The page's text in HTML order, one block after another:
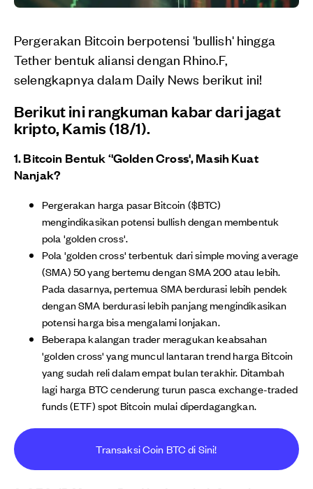
Pergerakan Bitcoin berpotensi 'bullish' hingga
Tether bentuk aliansi dengan Rhino.F,
selengkapnya dalam Daily News berikut ini!
Berikut ini rangkuman kabar dari jagat
kripto, Kamis (18/1).
1. Bitcoin Bentuk ‘'Golden Cross', Masih Kuat
Nanjak?
Pergerakan harga pasar Bitcoin ($BTC)
mengindikasikan potensi bullish dengan membentuk
pola 'golden cross'.
Pola 'golden cross' terbentuk dari simple moving average
(SMA) 50 yang bertemu dengan SMA 200 atau lebih.
Pada dasarnya, pertemua SMA berdurasi lebih pendek
dengan SMA berdurasi lebih panjang mengindikasikan
potensi harga bisa mengalami lonjakan.
Beberapa kalangan trader meragukan keabsahan
'golden cross' yang muncul lantaran trend harga Bitcoin
yang sudah reli dalam empat bulan terakhir. Ditambah
lagi harga BTC cenderung turun pasca exchange-traded
funds (ETF) spot Bitcoin mulai diperdagangkan.
Transaksi Coin BTC di Sini!